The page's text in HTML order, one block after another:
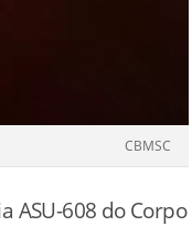
CBMSC
ASU-608 do Corpo